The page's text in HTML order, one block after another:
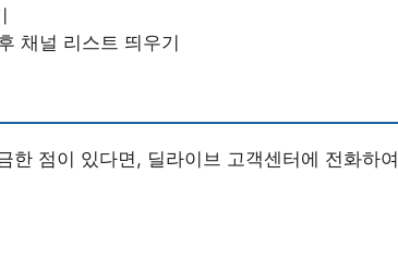
채널 리스트 띄우기
한 점이 있다면, 딜라이브 고객센터에 전화하